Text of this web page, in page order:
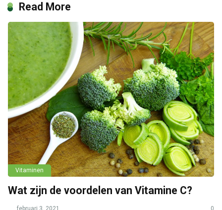
Read More
Vitaminen
Wat zijn de voordelen van Vitamine C?